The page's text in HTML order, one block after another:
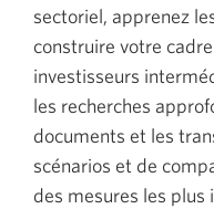
sectoriel, apprenez
construire votre
investisseurs
les recherches
documents et les
scénarios et de
des mesures les plus